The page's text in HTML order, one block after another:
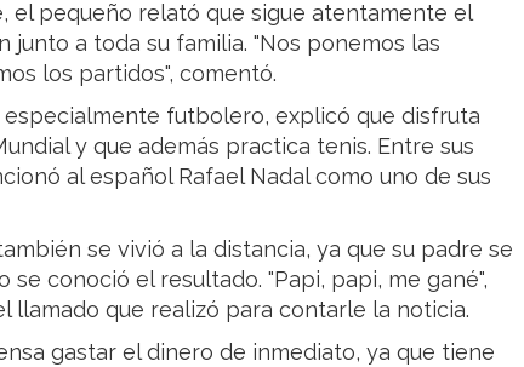
el pequeño relató que sigue atentamente el
junto a toda su familia. "Nos ponemos las
los partidos", comentó.
futbolero, explicó que disfruta
y que además practica tenis. Entre sus
al español Rafael Nadal como uno de sus
se vivió a la distancia, ya que su padre se
conoció el resultado. "Papi, papi, me gané",
llamado que realizó para contarle la noticia.
gastar el dinero de inmediato, ya que tiene